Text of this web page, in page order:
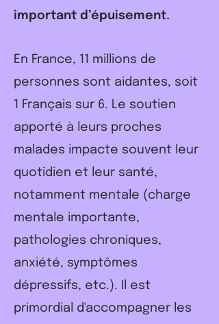
important d’épuisement.
​En France, 11 millions de
personnes sont aidantes, soit
1 Français sur 6. Le soutien
apporté à leurs proches
malades impacte souvent leur
quotidien et leur santé,
notamment mentale (charge
mentale importante,
pathologies chroniques,
anxiété, symptômes
dépressifs, etc.). Il est
primordial d'accompagner les